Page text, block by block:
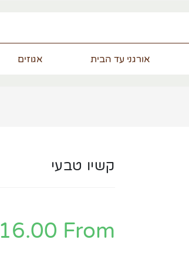
אורגני עד הבית אגוזים
קשיו טבעי
From
16.00